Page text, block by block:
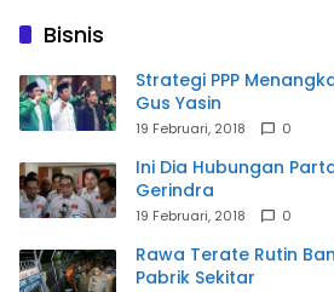
Bisnis
Strategi PPP
Gus Yasin
19 Februari, 2018 0
Ini Dia Hubungan
Gerindra
19 Februari, 2018 0
Rawa Terate Rutin
Pabrik Sekitar